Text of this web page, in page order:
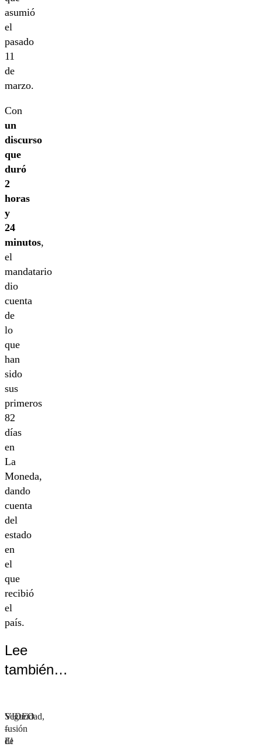
asumió
el
pasado
11
de
marzo.
Con
un
discurso
que
duró
2
horas
y
24
minutos,
el
mandatario
dio
cuenta
de
lo
que
han
sido
sus
primeros
82
días
en
La
Moneda,
dando
cuenta
del
estado
en
el
que
recibió
el
país.
Lee
también…
VIDEO
–
El
Seguridad,
fusión
de